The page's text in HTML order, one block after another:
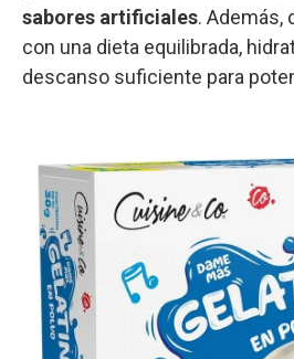
sabores artificiales. Además,
con una dieta equilibrada,
descanso suficiente para